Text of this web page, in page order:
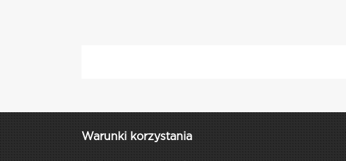
Warunki korzystania